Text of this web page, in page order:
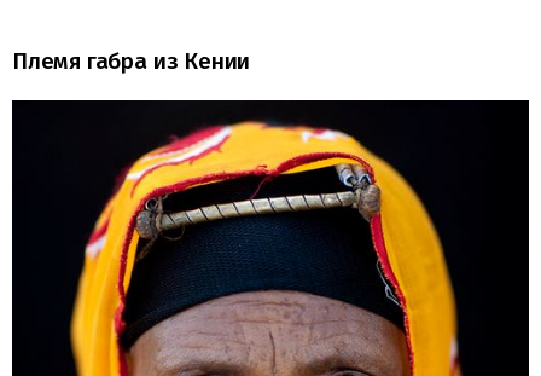
Племя габра из Кении